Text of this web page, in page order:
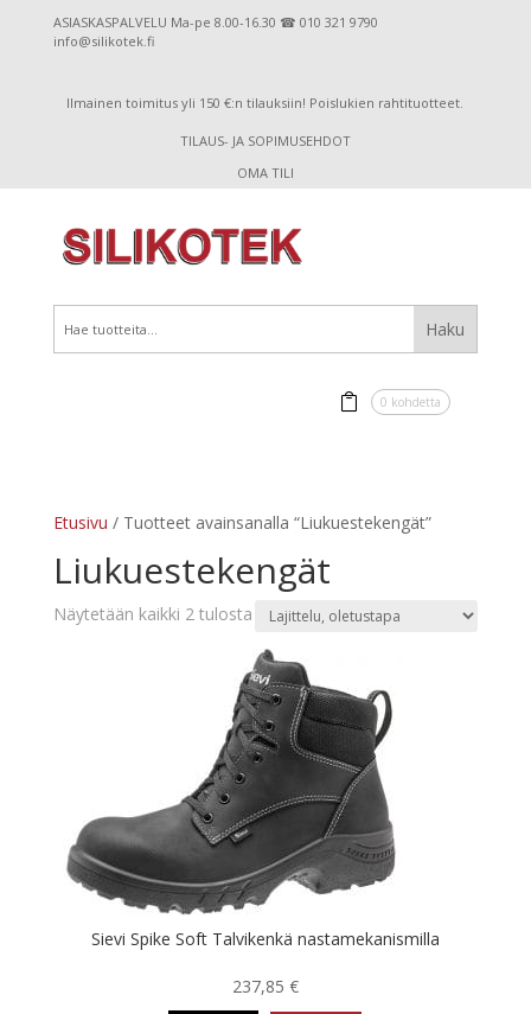
ASIASKASPALVELU Ma-pe 8.00-16.30 ☎ 010 321 9790
info@silikotek.fi
Ilmainen toimitus yli 150 €:n tilauksiin! Poislukien rahtituotteet.
TILAUS- JA SOPIMUSEHDOT
OMA TILI
0 kohdetta
Etusivu / Tuotteet avainsanalla “Liukuestekengät”
Liukuestekengät
Näytetään kaikki 2 tulosta
Sievi Spike Soft Talvikenkä nastamekanismilla
237,85 €